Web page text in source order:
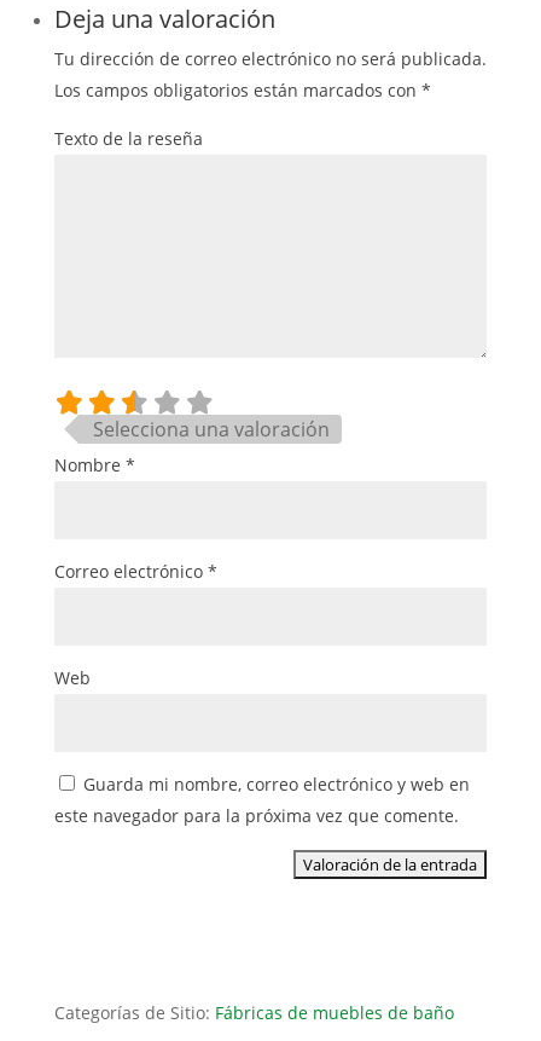
Deja una valoración
Tu dirección de correo electrónico no será publicada.
Los campos obligatorios están marcados con *
Texto de la reseña
Selecciona una valoración
Nombre *
Correo electrónico *
Web
Guarda mi nombre, correo electrónico y web en
este navegador para la próxima vez que comente.
Categorías de Sitio: Fábricas de muebles de baño